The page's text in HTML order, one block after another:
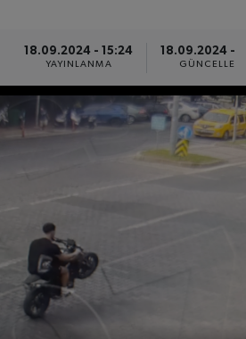
18.09.2024 - 15:24
YAYINLANMA
18.09.2024 -